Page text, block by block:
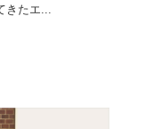
きたエ...